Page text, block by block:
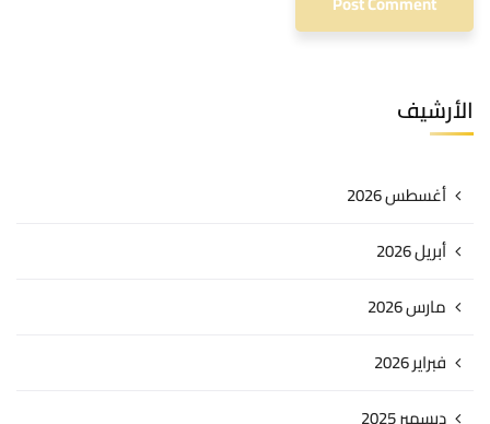
الأرشيف
أغسطس 2026
أبريل 2026
مارس 2026
فبراير 2026